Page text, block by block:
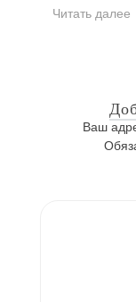
Читать далее
Ваш